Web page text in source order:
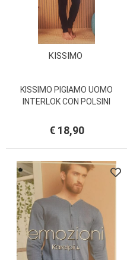
KISSIMO
KISSIMO PIGIAMO UOMO
INTERLOK CON POLSINI
€ 18,90